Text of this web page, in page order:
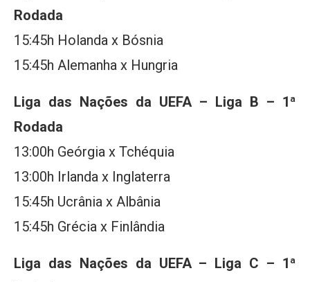
Rodada
15:45h Holanda x Bósnia
15:45h Alemanha x Hungria
Liga das Nações da UEFA – Liga B – 1ª
Rodada
13:00h Geórgia x Tchéquia
13:00h Irlanda x Inglaterra
15:45h Ucrânia x Albânia
15:45h Grécia x Finlândia
Liga das Nações da UEFA – Liga C – 1ª